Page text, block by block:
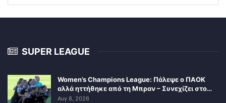
SUPER LEAGUE
Women’s Champions League: Πάλεψε ο ΠΑΟΚ
αλλά ηττήθηκε από τη Μπραν – Συνεχίζει στο…
Αυγ 8, 2026